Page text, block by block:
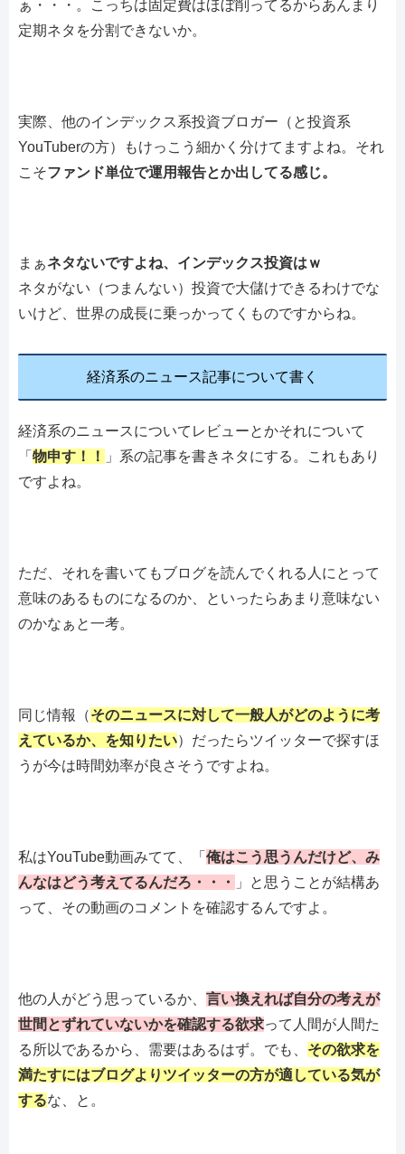
ぁ・・・。こっちは固定費はほぼ削ってるからあんまり
定期ネタを分割できないか。
実際、他のインデックス系投資ブロガー（と投資系
YouTuberの方）もけっこう細かく分けてますよね。それ
こそファンド単位で運用報告とか出してる感じ。
まぁネタないですよね、インデックス投資はｗ
ネタがない（つまんない）投資で大儲けできるわけでな
いけど、世界の成長に乗っかってくものですからね。
経済系のニュース記事について書く
経済系のニュースについてレビューとかそれについて
「 物申す！！
」系の記事を書きネタにする。これもあり
ですよね。
ただ、それを書いてもブログを読んでくれる人にとって
意味のあるものになるのか、といったらあまり意味ない
のかなぁと一考。
同じ情報（そのニュースに対して一般人がどのように考
えているか、を知りたい）だったらツイッターで探すほ
うが今は時間効率が良さそうですよね。
私はYouTube動画みてて、「 俺はこう思うんだけど、み
んなはどう考えてるんだろ・・・
」と思うことが結構あ
って、その動画のコメントを確認するんですよ。
他の人がどう思っているか、 言い換えれば自分の考えが
世間とずれていないかを確認する欲求って人間が人間た
る所以であるから、需要はあるはず。でも、 その欲求を
満たすにはブログよりツイッターの方が適している気が
するな、と。